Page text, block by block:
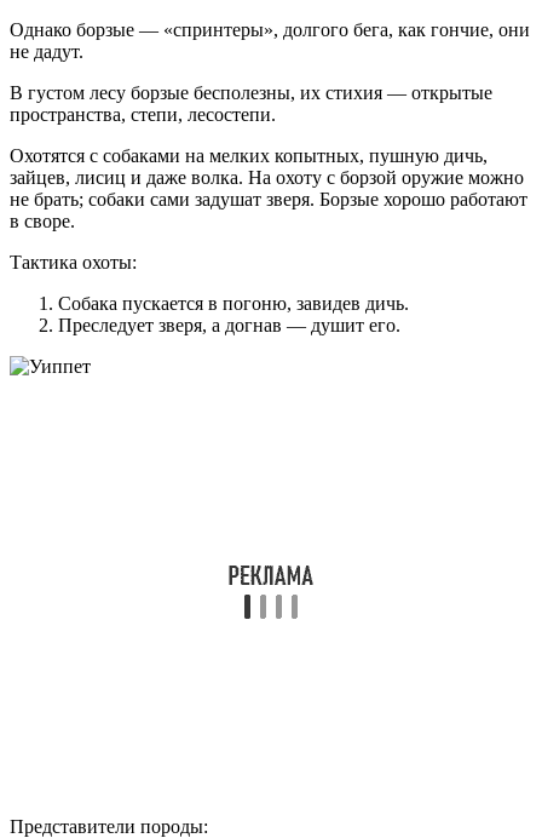
Однако борзые — «спринтеры», долгого бега, как гончие, они
не дадут.
В густом лесу борзые бесполезны, их стихия — открытые
пространства, степи, лесостепи.
Охотятся с собаками на мелких копытных, пушную дичь,
зайцев, лисиц и даже волка. На охоту с борзой оружие можно
не брать; собаки сами задушат зверя. Борзые хорошо работают
в своре.
Тактика охоты:
Собака пускается в погоню, завидев дичь.
Преследует зверя, а догнав — душит его.
Представители породы: